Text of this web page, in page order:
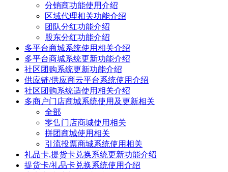
分销商功能使用介绍
区域代理相关功能介绍
团队分红功能介绍
股东分红功能介绍
多平台商城系统使用相关介绍
多平台商城系统更新功能介绍
社区团购系统更新功能介绍
供应链/供应商云平台系统使用介绍
社区团购系统适使用相关介绍
多商户门店商城系统使用及更新相关
全部
零售门店商城使用相关
拼团商城使用相关
引流投票商城系统使用相关
礼品卡,提货卡兑换系统更新功能介绍
提货卡/礼品卡兑换系统使用介绍